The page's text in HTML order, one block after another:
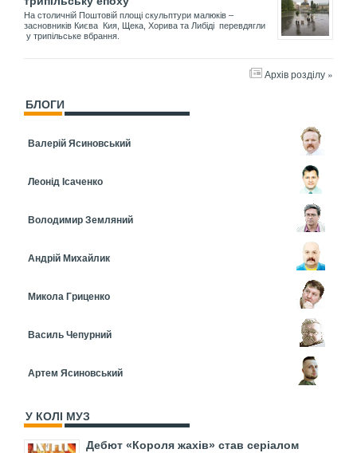
На столичній Поштовій площі скульптури малюків –
засновників Києва Кия, Щека, Хорива та Либіді перевдягли
у трипільське вбрання.
Архів розділу »
БЛОГИ
Валерій Ясиновський
Леонід Ісаченко
Володимир Земляний
Андрій Михайлик
Микола Гриценко
Василь Чепурний
Артем Ясиновський
У КОЛІ МУЗ
Дебют «Короля жахів» став серіалом